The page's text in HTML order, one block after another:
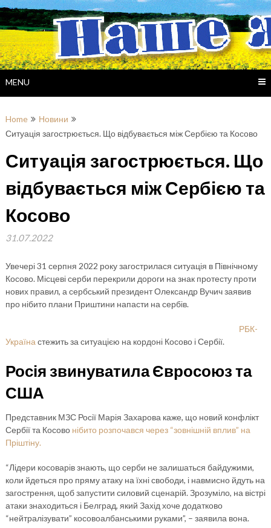
Skip
to
content
MENU
Home
Новини
Ситуація загострюється. Що відбувається між Сербією та Косово
Ситуація загострюється. Що
відбувається між Сербією та
Косово
31.07.2022
Увечері 31 серпня 2022 року загострилася ситуація в Північному
Косово. Місцеві серби перекрили дороги на знак протесту проти
нових правил, а сербський президент Олександр Вучич заявив
про нібито плани Приштини напасти на сербів.
РБК-
Україна стежить за ситуацією на кордоні Косово і Сербії.
Росія звинуватила Євросоюз та
США
Представник МЗС Росії Марія Захарова каже, що новий конфлікт
Сербії та Косово нібито розпочався через “зовнішній вплив” на
Пріштіну.
“Лідери косоварів знають, що серби не залишаться байдужими,
коли йдеться про пряму атаку на їхні свободи, і навмисно йдуть на
загострення, щоб запустити силовий сценарій. Зрозуміло, на вістрі
атаки знаходиться і Белград, який Захід хоче додатково
“нейтралізувати” косовоалбанськими руками”, – заявила вона.